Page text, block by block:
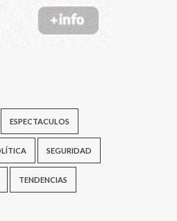
ESPECTACULOS
SEGURIDAD
TENDENCIAS